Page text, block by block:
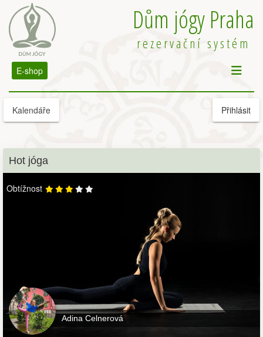
Dům jógy Praha
rezervační systém
E-shop
Kalendáře Přihlásit
Hot jóga
Obtížnost
Adina Celnerová